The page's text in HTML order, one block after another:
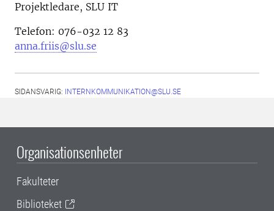
Projektledare, SLU IT
Telefon: 076-032 12 83
anna.friis@slu.se
SIDANSVARIG: INTERNKOMMUNIKATION@SLU.SE
Organisationsenheter
Fakulteter
Biblioteket